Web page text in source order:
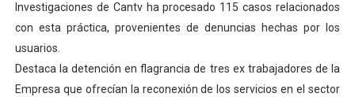
Plan Vacacional "Venezuela Ríe 2026" brinda
Iniciación al yoga reúne a diversos clubes deportivos
Mincomunas impulsa el autogobierno en Mérida con
Investigaciones de Cantv ha procesado 115 casos relacionados
con esta práctica, provenientes de denuncias hechas por los
usuarios.
Destaca la detención en flagrancia de tres ex trabajadores de la
Empresa que ofrecían la reconexión de los servicios en el sector